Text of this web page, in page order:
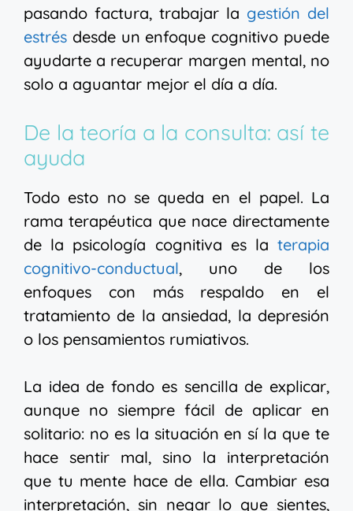
pasando factura, trabajar la gestión del
estrés desde un enfoque cognitivo puede
ayudarte a recuperar margen mental, no
solo a aguantar mejor el día a día.
De la teoría a la consulta: así te
ayuda
Todo esto no se queda en el papel. La
rama terapéutica que nace directamente
de la psicología cognitiva es la terapia
cognitivo-conductual, uno de los
enfoques con más respaldo en el
tratamiento de la ansiedad, la depresión
o los pensamientos rumiativos.
La idea de fondo es sencilla de explicar,
aunque no siempre fácil de aplicar en
solitario: no es la situación en sí la que te
hace sentir mal, sino la interpretación
que tu mente hace de ella. Cambiar esa
interpretación, sin negar lo que sientes,